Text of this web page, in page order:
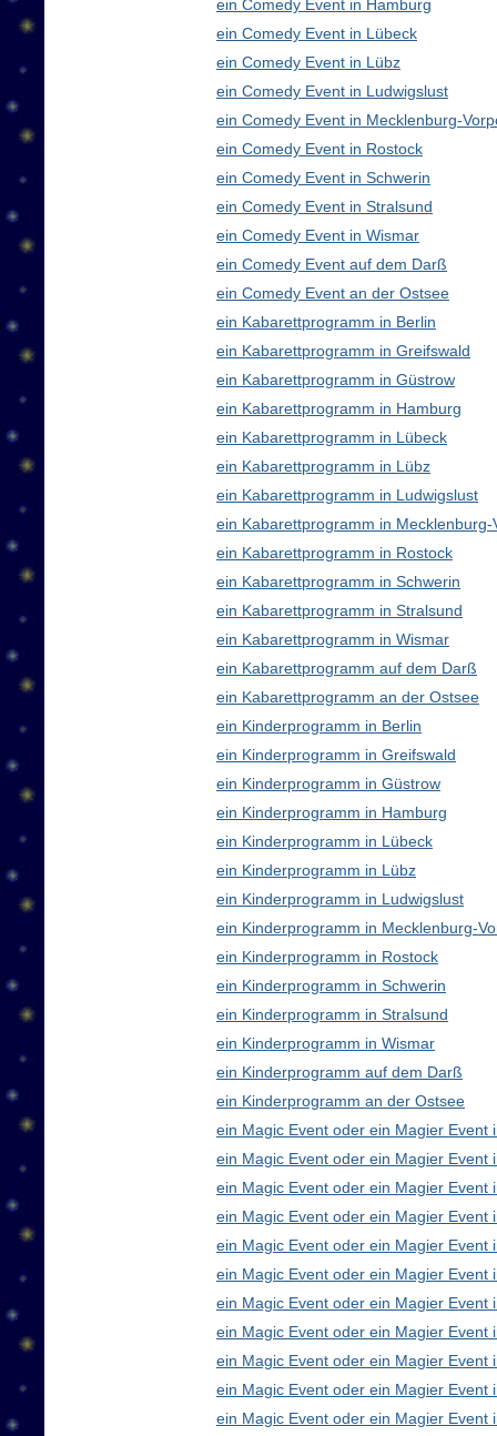
ein Comedy Event in Hamburg
ein Comedy Event in Lübeck
ein Comedy Event in Lübz
ein Comedy Event in Ludwigslust
ein Comedy Event in Mecklenburg-
ein Comedy Event in Rostock
ein Comedy Event in Schwerin
ein Comedy Event in Stralsund
ein Comedy Event in Wismar
ein Comedy Event auf dem Darß
ein Comedy Event an der Ostsee
ein Kabarettprogramm in Berlin
ein Kabarettprogramm in Greifswald
ein Kabarettprogramm in Güstrow
ein Kabarettprogramm in Hamburg
ein Kabarettprogramm in Lübeck
ein Kabarettprogramm in Lübz
ein Kabarettprogramm in Ludwigslust
ein Kabarettprogramm in
ein Kabarettprogramm in Rostock
ein Kabarettprogramm in Schwerin
ein Kabarettprogramm in Stralsund
ein Kabarettprogramm in Wismar
ein Kabarettprogramm auf dem Darß
ein Kabarettprogramm an der Ostsee
ein Kinderprogramm in Berlin
ein Kinderprogramm in Greifswald
ein Kinderprogramm in Güstrow
ein Kinderprogramm in Hamburg
ein Kinderprogramm in Lübeck
ein Kinderprogramm in Lübz
ein Kinderprogramm in Ludwigslust
ein Kinderprogramm in Mecklenburg-
ein Kinderprogramm in Rostock
ein Kinderprogramm in Schwerin
ein Kinderprogramm in Stralsund
ein Kinderprogramm in Wismar
ein Kinderprogramm auf dem Darß
ein Kinderprogramm an der Ostsee
ein Magic Event oder ein Magier Event
ein Magic Event oder ein Magier Event
ein Magic Event oder ein Magier Event
ein Magic Event oder ein Magier Event
ein Magic Event oder ein Magier Event
ein Magic Event oder ein Magier Event
ein Magic Event oder ein Magier Event
ein Magic Event oder ein Magier Event
ein Magic Event oder ein Magier Event
ein Magic Event oder ein Magier Event
ein Magic Event oder ein Magier Event